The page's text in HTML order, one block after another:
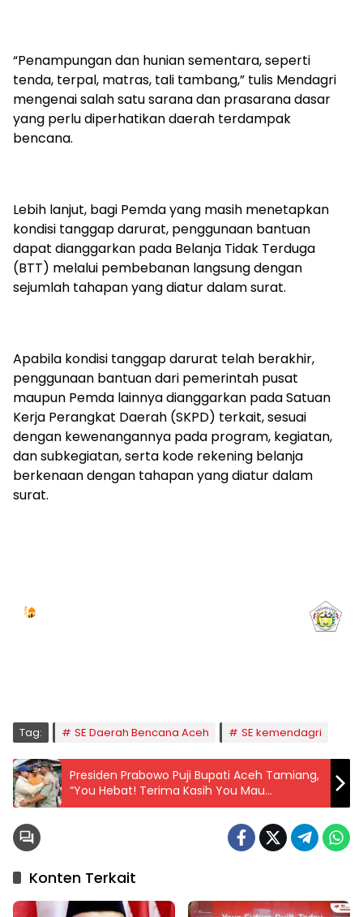
“Penampungan dan hunian sementara, seperti
tenda, terpal, matras, tali tambang,” tulis Mendagri
mengenai salah satu sarana dan prasarana dasar
yang perlu diperhatikan daerah terdampak
bencana.
Lebih lanjut, bagi Pemda yang masih menetapkan
kondisi tanggap darurat, penggunaan bantuan
dapat dianggarkan pada Belanja Tidak Terduga
(BTT) melalui pembebanan langsung dengan
sejumlah tahapan yang diatur dalam surat.
Apabila kondisi tanggap darurat telah berakhir,
penggunaan bantuan dari pemerintah pusat
maupun Pemda lainnya dianggarkan pada Satuan
Kerja Perangkat Daerah (SKPD) terkait, sesuai
dengan kewenangannya pada program, kegiatan,
dan subkegiatan, serta kode rekening belanja
berkenaan dengan tahapan yang diatur dalam
surat.
Tag: SE Daerah Bencana Aceh SE kemendagri
Presiden Prabowo Puji Bupati Aceh Tamiang,
“You Hebat! Terima Kasih You Mau
Mengabdi Untuk Rakyat”
Konten Terkait